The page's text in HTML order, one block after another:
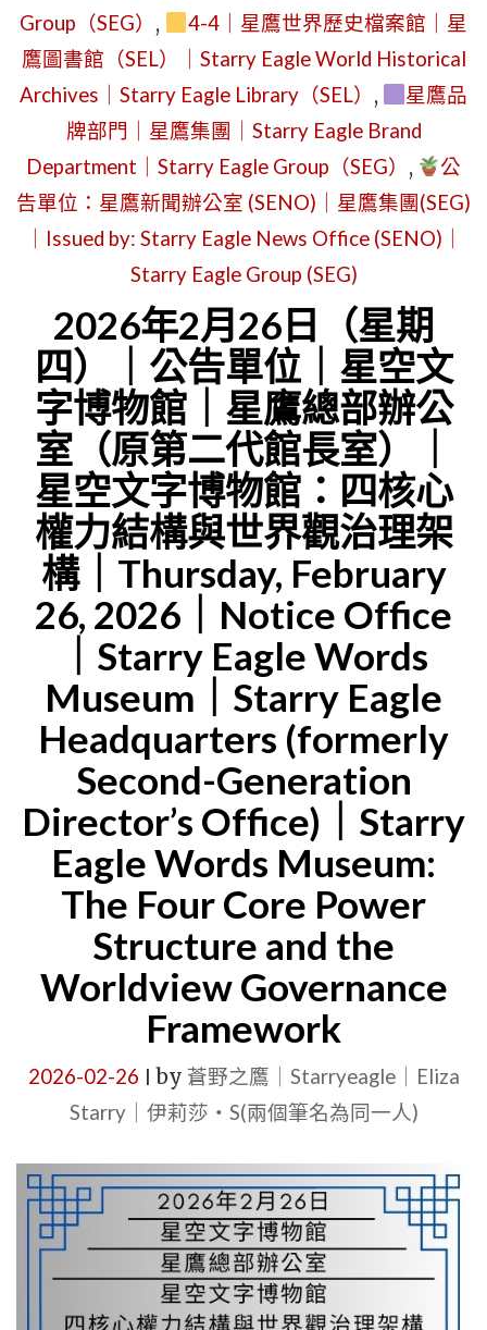
WORLD
AS「星
鷹」
｜
ISSUED
BY:
STARRY
OFFICE"
第
3
世
界
「星
鷹
品
暫
停
運
作
通
知
｜
星
鷹
通
室
（SECO）
｜
星
鷹
聞
辦
公
（SENO）
｜
MARCH
10,
｜
Group（SEG） ,
4-4｜星鷹世界歷史檔案館｜星
鷹圖書館（SEL）｜Starry Eagle World Historical
Archives｜Starry Eagle Library（SEL） ,
星鷹品
牌部門｜星鷹集團｜Starry Eagle Brand
Department｜Starry Eagle Group（SEG） ,
公
告單位：星鷹新聞辦公室 (SENO)｜星鷹集團(SEG)
｜Issued by: Starry Eagle News Office (SENO)｜
Starry Eagle Group (SEG)
2026年2月26日（星期
四）｜公告單位｜星空文
字博物館｜星鷹總部辦公
室（原第二代館長室）｜
星空文字博物館：四核心
權力結構與世界觀治理架
構｜Thursday, February
26, 2026｜Notice Office
｜Starry Eagle Words
Museum｜Starry Eagle
Headquarters (formerly
Second-Generation
Director’s Office)｜Starry
Eagle Words Museum:
The Four Core Power
Structure and the
Worldview Governance
Framework
2026-02-26 by 蒼野之鷹｜Starryeagle｜Eliza
Starry｜伊莉莎・S(兩個筆名為同一人)